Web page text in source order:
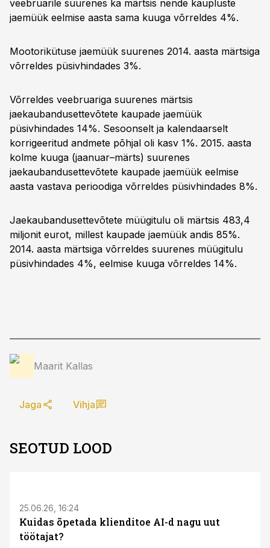
veebruarile suurenes ka märtsis nende kaupluste
jaemüük eelmise aasta sama kuuga võrreldes 4%.
Mootorikütuse jaemüük suurenes 2014. aasta märtsiga
võrreldes püsivhindades 3%.
Võrreldes veebruariga suurenes märtsis
jaekaubandusettevõtete kaupade jaemüük
püsivhindades 14%. Sesoonselt ja kalendaarselt
korrigeeritud andmete põhjal oli kasv 1%. 2015. aasta
kolme kuuga (jaanuar–märts) suurenes
jaekaubandusettevõtete kaupade jaemüük eelmise
aasta vastava perioodiga võrreldes püsivhindades 8%.
Jaekaubandusettevõtete müügitulu oli märtsis 483,4
miljonit eurot, millest kaupade jaemüük andis 85%.
2014. aasta märtsiga võrreldes suurenes müügitulu
püsivhindades 4%, eelmise kuuga võrreldes 14%.
Maarit Kallas
Jaga Vihja
SEOTUD LOOD
25.06.26, 16:24
Kuidas õpetada klienditoe AI-d nagu uut
töötajat?